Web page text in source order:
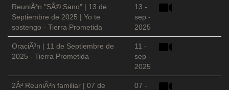
ReuniÃ³n "SÃ© Sano" | 13 de
Septiembre de 2025 | Yo te
sostengo - Tierra Prometida
13 -
sep -
2025
OraciÃ³n | 11 de Septiembre de
2025 - Tierra Prometida
11 -
sep -
2025
2Âª ReuniÃ³n familiar | 07 de 07 -